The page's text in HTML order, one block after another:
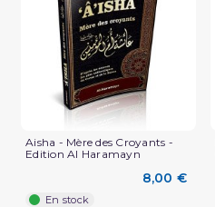
Aisha - Mère des Croyants -
Edition Al Haramayn
8,00 €
En stock